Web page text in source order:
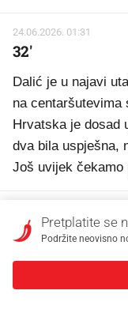
24.06.2026. 01:31
32'
Dalić je u najavi
na centaršutevima
Hrvatska je dosad
dva bila uspješna,
Još uvijek čekamo
30'
Modrić je ubacio iz
igrača Hrvatske
Pretplatite se
Podržite neovisno